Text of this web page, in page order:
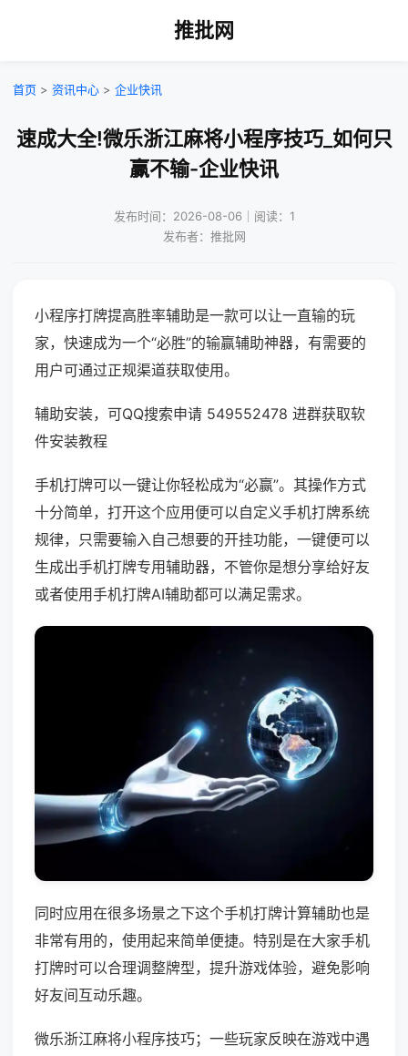
推批网
首页 > 资讯中心 > 企业快讯
速成大全!微乐浙江麻将小程序技巧_如何只
赢不输-企业快讯
发布时间：2026-08-06｜阅读：1
发布者：推批网
小程序打牌提高胜率辅助是一款可以让一直输的玩
家，快速成为一个“必胜”的输赢辅助神器，有需要的
用户可通过正规渠道获取使用。
辅助安装，可QQ搜索申请 549552478 进群获取软
件安装教程
手机打牌可以一键让你轻松成为“必赢”。其操作方式
十分简单，打开这个应用便可以自定义手机打牌系统
规律，只需要输入自己想要的开挂功能，一键便可以
生成出手机打牌专用辅助器，不管你是想分享给好友
或者使用手机打牌AI辅助都可以满足需求。
同时应用在很多场景之下这个手机打牌计算辅助也是
非常有用的，使用起来简单便捷。特别是在大家手机
打牌时可以合理调整牌型，提升游戏体验，避免影响
好友间互动乐趣。
微乐浙江麻将小程序技巧；一些玩家反映在游戏中遇